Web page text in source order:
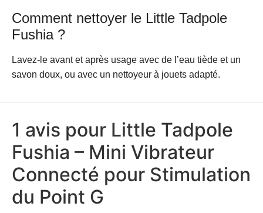
Comment nettoyer le Little Tadpole
Fushia ?
Lavez-le avant et après usage avec de l’eau tiède et un
savon doux, ou avec un nettoyeur à jouets adapté.
1 avis pour Little Tadpole
Fushia – Mini Vibrateur
Connecté pour Stimulation
du Point G